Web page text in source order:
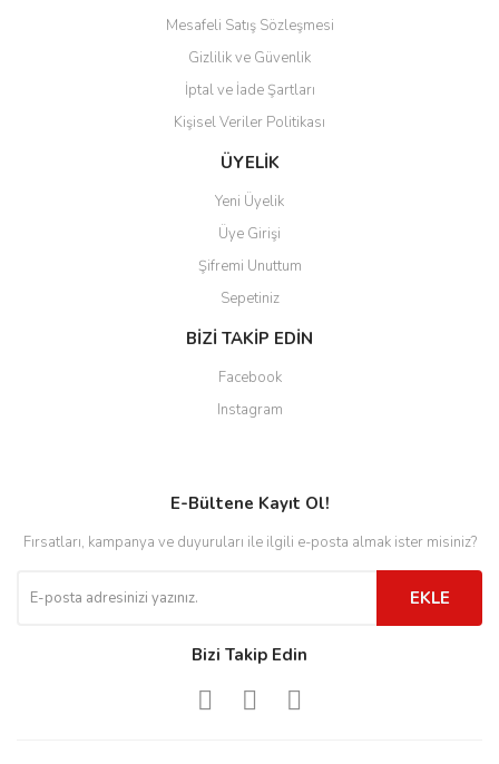
Mesafeli Satış Sözleşmesi
Gizlilik ve Güvenlik
İptal ve İade Şartları
Kişisel Veriler Politikası
ÜYELİK
Yeni Üyelik
Üye Girişi
Şifremi Unuttum
Sepetiniz
BİZİ TAKİP EDİN
Facebook
Instagram
E-Bültene Kayıt Ol!
Fırsatları, kampanya ve duyuruları ile ilgili e-posta almak ister misiniz?
EKLE
Bizi Takip Edin